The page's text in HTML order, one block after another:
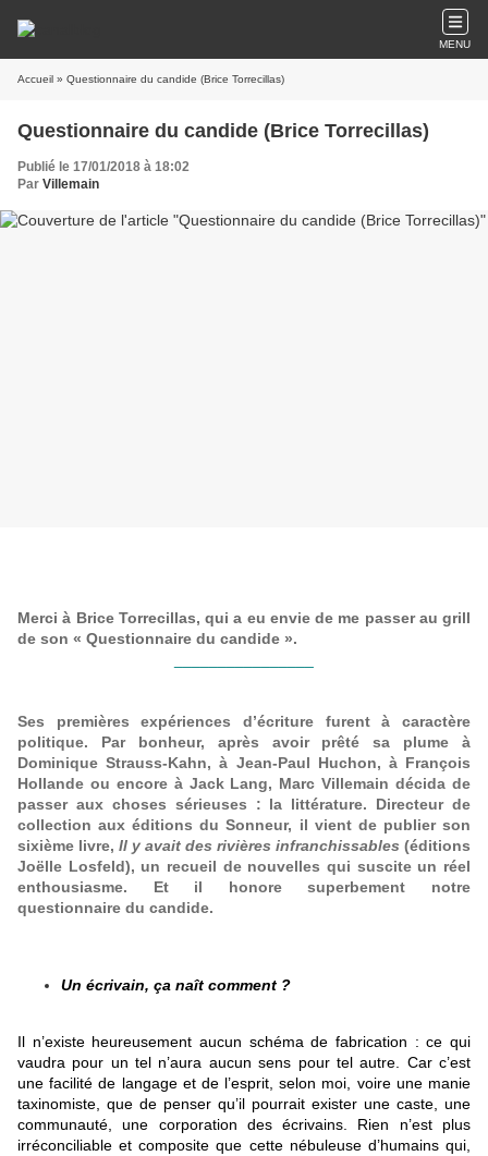
MENU
Accueil » Questionnaire du candide (Brice Torrecillas)
Questionnaire du candide (Brice Torrecillas)
Publié le 17/01/2018 à 18:02
Par Villemain
Merci à Brice Torrecillas, qui a eu envie de me passer au grill
de son « Questionnaire du candide ».
Ses premières expériences d’écriture furent à caractère
politique. Par bonheur, après avoir prêté sa plume à
Dominique Strauss-Kahn, à Jean-Paul Huchon, à François
Hollande ou encore à Jack Lang, Marc Villemain décida de
passer aux choses sérieuses : la littérature. Directeur de
collection aux éditions du Sonneur, il vient de publier son
sixième livre, Il y avait des rivières infranchissables (éditions
Joëlle Losfeld), un recueil de nouvelles qui suscite un réel
enthousiasme. Et il honore superbement notre
questionnaire du candide.
Un écrivain, ça naît comment ?
Il n’existe heureusement aucun schéma de fabrication : ce qui
vaudra pour un tel n’aura aucun sens pour tel autre. Car c’est
une facilité de langage et de l’esprit, selon moi, voire une manie
taxinomiste, que de penser qu’il pourrait exister une caste, une
communauté, une corporation des écrivains. Rien n’est plus
irréconciliable et composite que cette nébuleuse d’humains qui,